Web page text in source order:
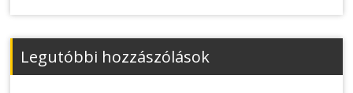
Legutóbbi hozzászólások